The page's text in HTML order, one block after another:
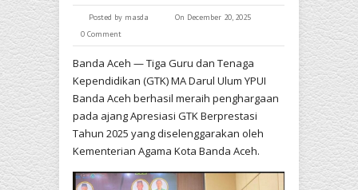
Posted by masda
On December 20, 2025
0 Comment
Banda Aceh — Tiga Guru dan Tenaga
Kependidikan (GTK) MA Darul Ulum YPUI
Banda Aceh berhasil meraih penghargaan
pada ajang Apresiasi GTK Berprestasi
Tahun 2025 yang diselenggarakan oleh
Kementerian Agama Kota Banda Aceh.